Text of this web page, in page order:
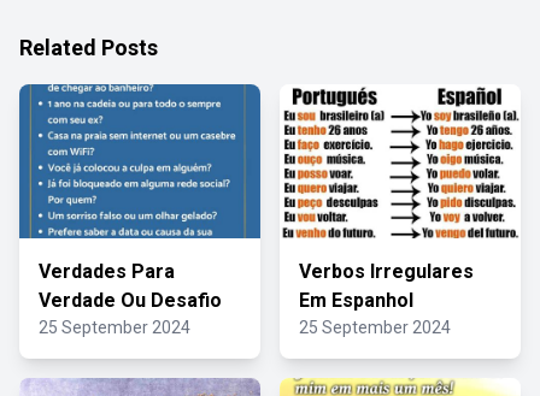
Related Posts
Verdades Para
Verdade Ou Desafio
25 September 2024
Verbos Irregulares
Em Espanhol
25 September 2024